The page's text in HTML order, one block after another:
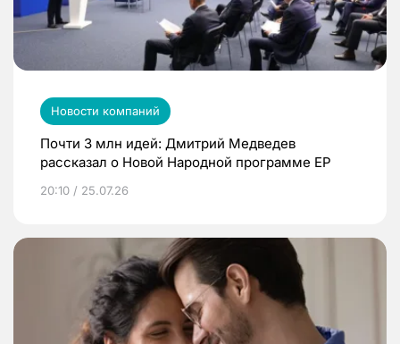
Новости компаний
Почти 3 млн идей: Дмитрий Медведев
рассказал о Новой Народной программе ЕР
20:10 / 25.07.26